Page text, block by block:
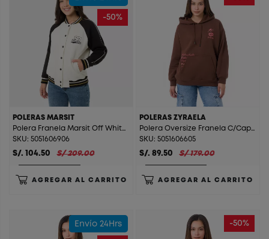
-50%
POLERAS MARSIT
Polera Franela Marsit Off White/Black
SKU: 5051606906
S/. 104.50 S/ 209.00
AGREGAR AL CARRITO
POLERAS ZYRAELA
Polera Oversize Franela C/Cap Zyraela Dark Coffe
SKU: 5051606605
S/. 89.50 S/ 179.00
AGREGAR AL CARRITO
Envío 24Hrs -50%